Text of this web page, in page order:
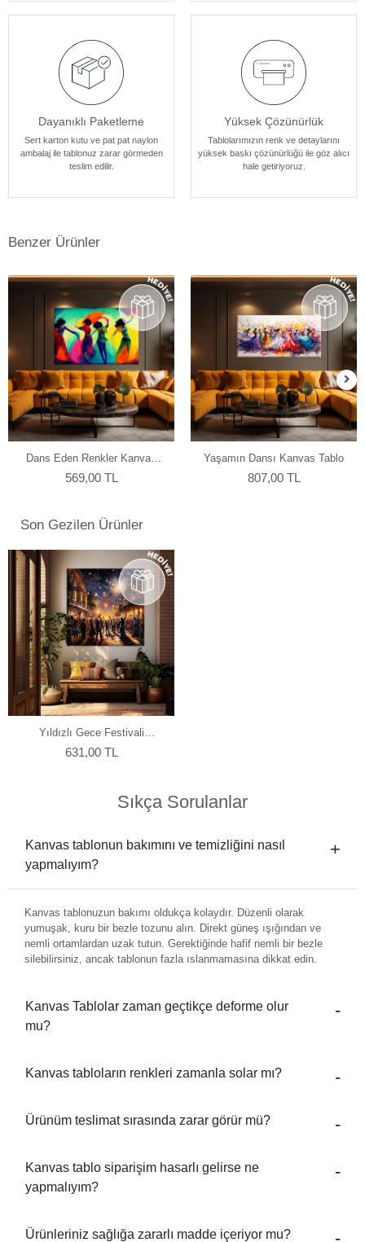
tasarlanmıştır.
Dayanıklı Paketleme
Sert karton kutu ve pat pat naylon
ambalaj ile tablonuz zarar görmeden
teslim edilir.
Yüksek Çözünürlük
Tablolarımızın renk ve detaylarını
yüksek baskı çözünürlüğü ile göz alıcı
hale getiriyoruz.
Benzer Ürünler
Dans Eden Renkler Kanvas
Tablo
569,00 TL
Yaşamın Dansı Kanvas Tablo
807,00 TL
Son Gezilen Ürünler
Yıldızlı Gece Festivali
Kanvas Tablo
631,00 TL
Sıkça Sorulanlar
Kanvas tablonun bakımını ve temizliğini nasıl
yapmalıyım?
Kanvas tablonuzun bakımı oldukça kolaydır. Düzenli olarak
yumuşak, kuru bir bezle tozunu alın. Direkt güneş ışığından ve
nemli ortamlardan uzak tutun. Gerektiğinde hafif nemli bir bezle
silebilirsiniz, ancak tablonun fazla ıslanmamasına dikkat edin.
Kanvas Tablolar zaman geçtikçe deforme olur
mu?
Kanvas tabloların renkleri zamanla solar mı?
Ürünüm teslimat sırasında zarar görür mü?
Kanvas tablo siparişim hasarlı gelirse ne
yapmalıyım?
Ürünleriniz sağlığa zararlı madde içeriyor mu?